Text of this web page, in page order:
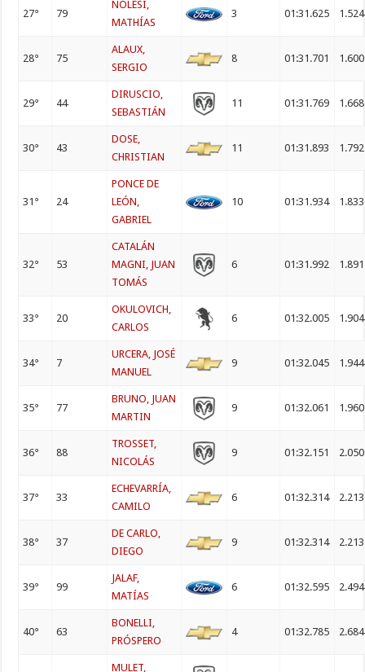
27° 79
NOLESI,
MATHÍAS
3 01:31.625 1.524
28° 75
ALAUX,
SERGIO
8 01:31.701 1.600
29° 44
DIRUSCIO,
SEBASTIÁN
11 01:31.769 1.668
30° 43
DOSE,
CHRISTIAN
11 01:31.893 1.792
31° 24
PONCE DE
LEÓN,
GABRIEL
10 01:31.934 1.833
32° 53
CATALÁN
MAGNI, JUAN
TOMÁS
6 01:31.992 1.891
33° 20
OKULOVICH,
CARLOS
6 01:32.005 1.904
34° 7
URCERA, JOSÉ
MANUEL
9 01:32.045 1.944
35° 77
BRUNO, JUAN
MARTIN
9 01:32.061 1.960
36° 88
TROSSET,
NICOLÁS
9 01:32.151 2.050
37° 33
ECHEVARRÍA,
CAMILO
6 01:32.314 2.213
38° 37
DE CARLO,
DIEGO
9 01:32.314 2.213
39° 99
JALAF,
MATÍAS
6 01:32.595 2.494
40° 63
BONELLI,
PRÓSPERO
4 01:32.785 2.684
MULET,